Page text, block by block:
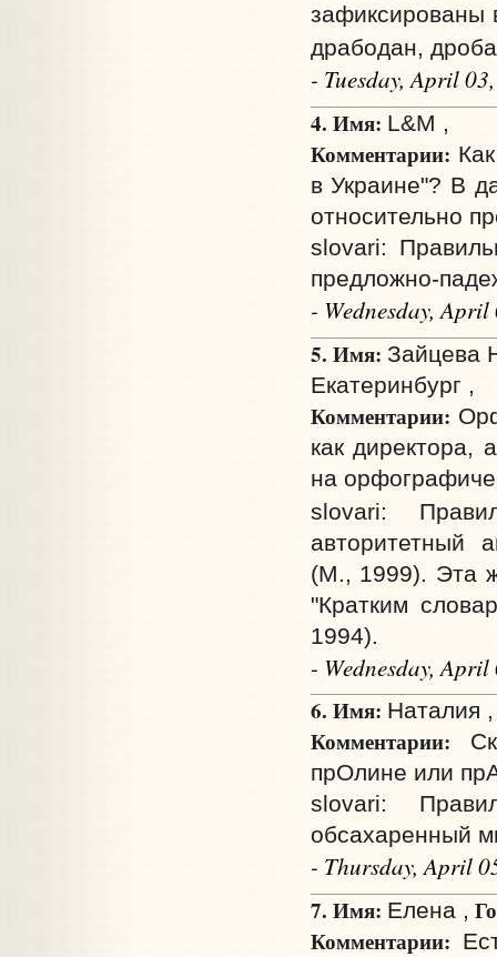
зафиксированы
драбодан,
- Tuesday, April
4. Имя: L&M ,
Комментарии:
в Украине"? В
относительно
slovari:
предложно-
- Wednesday,
5. Имя: Зайцева
Екатеринбург ,
Комментарии:
как директора,
на
slovari:
авторитетный
(М., 1999). Эта
"Кратким
1994).
- Wednesday,
6. Имя: Наталия ,
Комментарии:
прОлине или
slovari:
обсахаренный
- Thursday, April
7. Имя: Елена ,
Комментарии: